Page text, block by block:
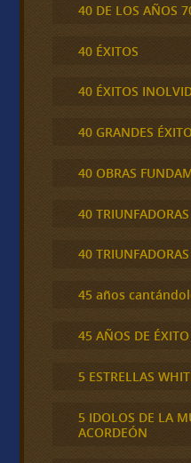
40 DE LOS AÑOS
40 ÉXITOS
40 ÉXITOS
40 GRANDES
40 OBRAS
40 TRIUNFADORAS
40
45 años
45 AÑOS DE ÉXITO
5 ESTRELLAS
5 IDOLOS DE LA
ACORDEÓN